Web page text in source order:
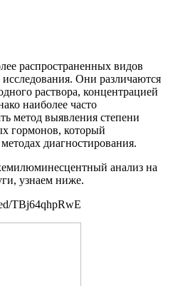
распространенных видов
Они различаются
раствора, концентрацией
наиболее часто
метод выявления степени
гормонов, который
диагностирования.
анализ на
узнаем ниже.
TBj64qhpRwE